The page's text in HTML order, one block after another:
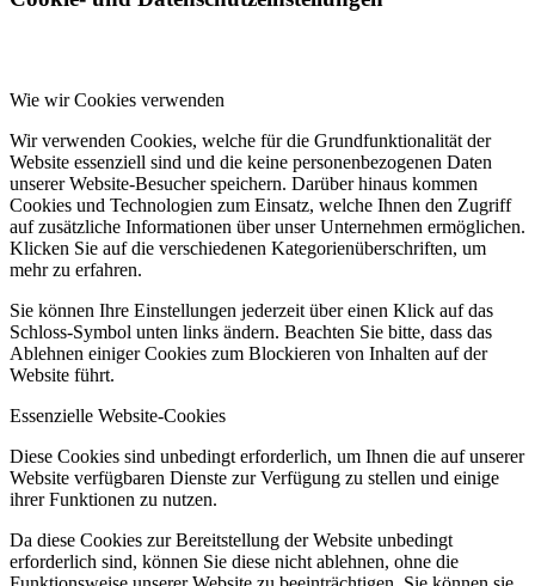
Wie wir Cookies verwenden
Wir verwenden Cookies, welche für die Grundfunktionalität der
Website essenziell sind und die keine personenbezogenen Daten
unserer Website-Besucher speichern. Darüber hinaus kommen
Cookies und Technologien zum Einsatz, welche Ihnen den Zugriff
auf zusätzliche Informationen über unser Unternehmen ermöglichen.
Klicken Sie auf die verschiedenen Kategorienüberschriften, um
mehr zu erfahren.
Sie können Ihre Einstellungen jederzeit über einen Klick auf das
Schloss-Symbol unten links ändern. Beachten Sie bitte, dass das
Ablehnen einiger Cookies zum Blockieren von Inhalten auf der
Website führt.
Essenzielle Website-Cookies
Diese Cookies sind unbedingt erforderlich, um Ihnen die auf unserer
Website verfügbaren Dienste zur Verfügung zu stellen und einige
ihrer Funktionen zu nutzen.
Da diese Cookies zur Bereitstellung der Website unbedingt
erforderlich sind, können Sie diese nicht ablehnen, ohne die